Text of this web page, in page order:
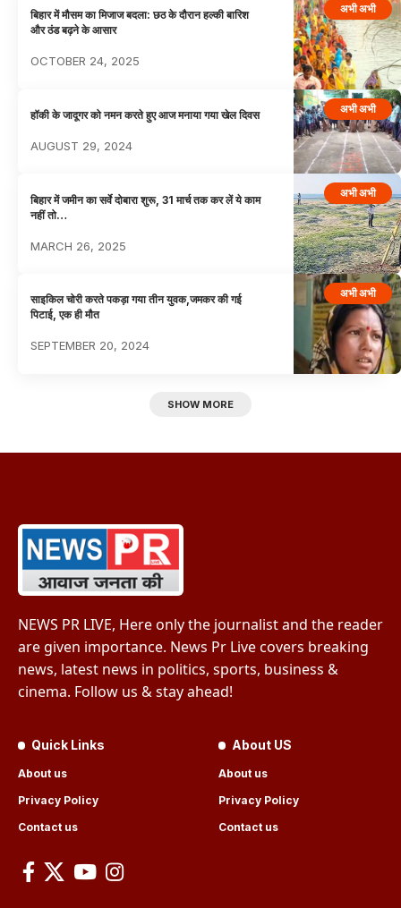
अभी अभी
बिहार में मौसम का मिजाज बदला: छठ के दौरान हल्की बारिश
और ठंड बढ़ने के आसार
OCTOBER 24, 2025
अभी अभी
हॉकी के जादूगर को नमन करते हुए आज मनाया गया खेल दिवस
AUGUST 29, 2024
अभी अभी
बिहार में जमीन का सर्वे दोबारा शुरू, 31 मार्च तक कर लें ये काम
नहीं तो…
MARCH 26, 2025
अभी अभी
साइकिल चोरी करते पकड़ा गया तीन युवक,जमकर की गई
पिटाई, एक ही मौत
SEPTEMBER 20, 2024
SHOW MORE
NEWS PR LIVE, Here only the journalist and the reader
are given importance. News Pr Live covers breaking
news, latest news in politics, sports, business &
cinema. Follow us & stay ahead!
Quick Links
About us
Privacy Policy
Contact us
About US
About us
Privacy Policy
Contact us